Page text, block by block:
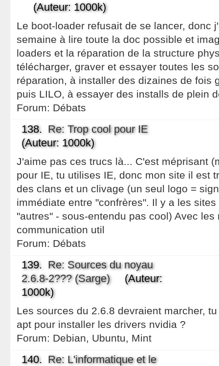
(Auteur: 1000k)
Le boot-loader refusait de se lancer, donc
semaine à lire toute la doc possible et
loaders et la réparation de la structure
télécharger, graver et essayer toutes les
réparation, à installer des dizaines de fois
puis LILO, à essayer des installs de plein
Forum: Débats
138. Re: Trop cool pour IE
(Auteur: 1000k)
J'aime pas ces trucs là... C'est méprisant
pour IE, tu utilises IE, donc mon site il est
des clans et un clivage (un seul logo =
immédiate entre "confrères". Il y a les
"autres" - sous-entendu pas cool) Avec les
communication util
Forum: Débats
139. Re: Sources du noyau
2.6.8-2??? (Sarge)(Auteur:
1000k)
Les sources du 2.6.8 devraient marcher,
apt pour installer les drivers nvidia ?
Forum: Debian, Ubuntu, Mint
140. Re: L'informatique et le